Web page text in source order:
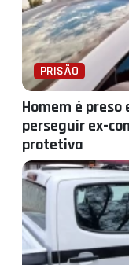
PRISÃO
Homem é
perseguir ex-
protetiva